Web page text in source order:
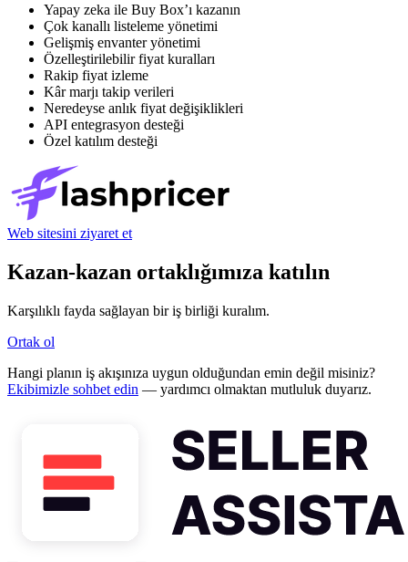
Yapay zeka ile Buy Box’ı kazanın
Çok kanallı listeleme yönetimi
Gelişmiş envanter yönetimi
Özelleştirilebilir fiyat kuralları
Rakip fiyat izleme
Kâr marjı takip verileri
Neredeyse anlık fiyat değişiklikleri
API entegrasyon desteği
Özel katılım desteği
Web sitesini ziyaret et
Kazan-kazan ortaklığımıza katılın
Karşılıklı fayda sağlayan bir iş birliği kuralım.
Ortak ol
Hangi planın iş akışınıza uygun olduğundan emin değil misiniz?
Ekibimizle sohbet edin — yardımcı olmaktan mutluluk duyarız.